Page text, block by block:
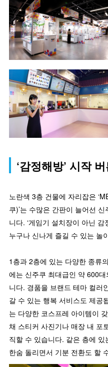
‘감정해방’ 시작
노란색 3층 건물에 자리잡은
쿠)’는 수많은 간판이 늘어선
니다. ‘게임기 설치장이 아닌
누구나 신나게 즐길 수 있는 놀
1층과 2층에 있는 다양한 종류
에는 신주쿠 최대급인 약 600
니다. 경품을 브랜드 테마 컬러
갈 수 있는 행복 서비스도 제공
는 다양한 코스프레 아이템이
채 스티커 사진기나 매장 내 포
직할 수 있습니다. 같은 층에
한숨 돌리면서 기분 전환도 할